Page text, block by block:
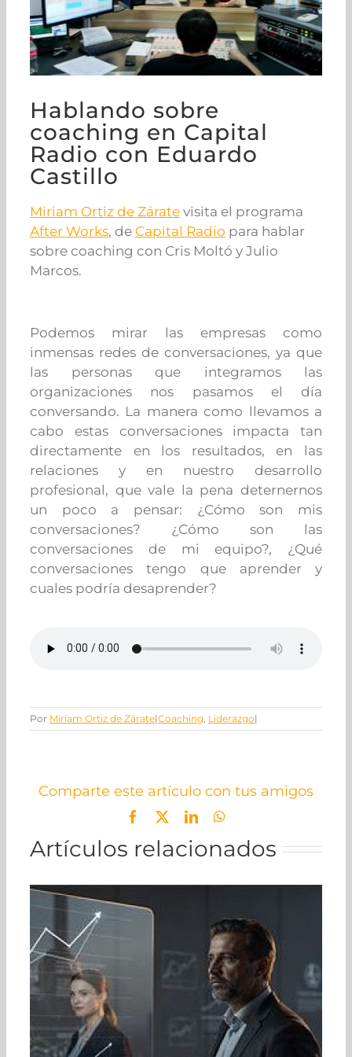
Hablando sobre
coaching en Capital
Radio con Eduardo
Castillo
Miriam Ortiz de Zárate visita el programa
After Works, de Capital Radio para hablar
sobre coaching con Cris Moltó y Julio
Marcos.
Podemos mirar las empresas como
inmensas redes de conversaciones, ya que
las personas que integramos las
organizaciones nos pasamos el día
conversando. La manera como llevamos a
cabo estas conversaciones impacta tan
directamente en los resultados, en las
relaciones y en nuestro desarrollo
profesional, que vale la pena deternernos
un poco a pensar: ¿Cómo son mis
conversaciones? ¿Cómo son las
conversaciones de mi equipo?, ¿Qué
conversaciones tengo que aprender y
cuales podría desaprender?
Por Miriam Ortiz de Zárate|Coaching Liderazgo|
Comparte este artículo con tus amigos
Facebook LinkedInWhatsApp
Artículos relacionados